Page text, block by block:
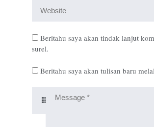
Beritahu saya akan tindak lanjut
surel.
Beritahu saya akan tulisan baru